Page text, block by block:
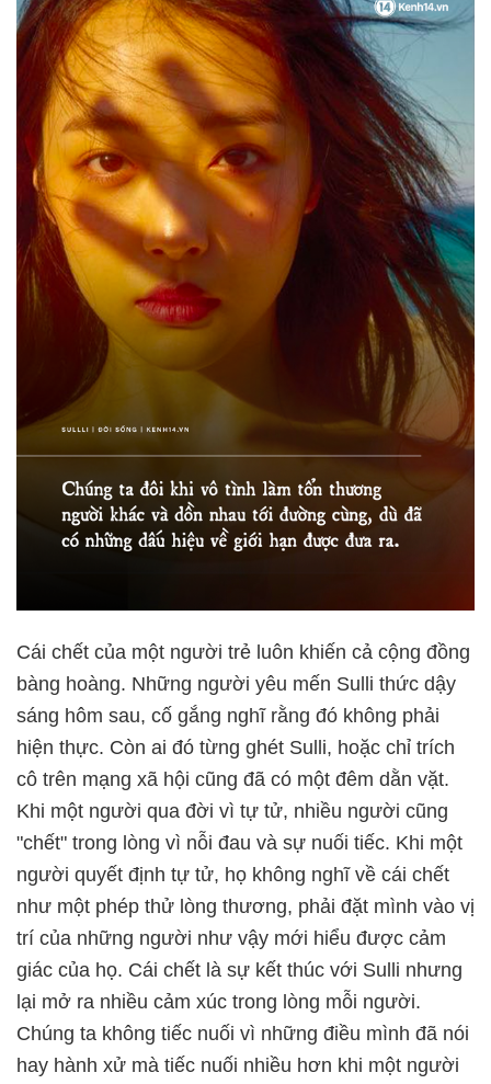
Cái chết của một người trẻ luôn khiến cả cộng đồng
bàng hoàng. Những người yêu mến Sulli thức dậy
sáng hôm sau, cố gắng nghĩ rằng đó không phải
hiện thực. Còn ai đó từng ghét Sulli, hoặc chỉ trích
cô trên mạng xã hội cũng đã có một đêm dằn vặt.
Khi một người qua đời vì tự tử, nhiều người cũng
"chết" trong lòng vì nỗi đau và sự nuối tiếc. Khi một
người quyết định tự tử, họ không nghĩ về cái chết
như một phép thử lòng thương, phải đặt mình vào vị
trí của những người như vậy mới hiểu được cảm
giác của họ. Cái chết là sự kết thúc với Sulli nhưng
lại mở ra nhiều cảm xúc trong lòng mỗi người.
Chúng ta không tiếc nuối vì những điều mình đã nói
hay hành xử mà tiếc nuối nhiều hơn khi một người